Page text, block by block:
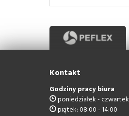
Kontakt
Godziny pracy biura
poniedziałek -
piątek: 08:00 - 14:00